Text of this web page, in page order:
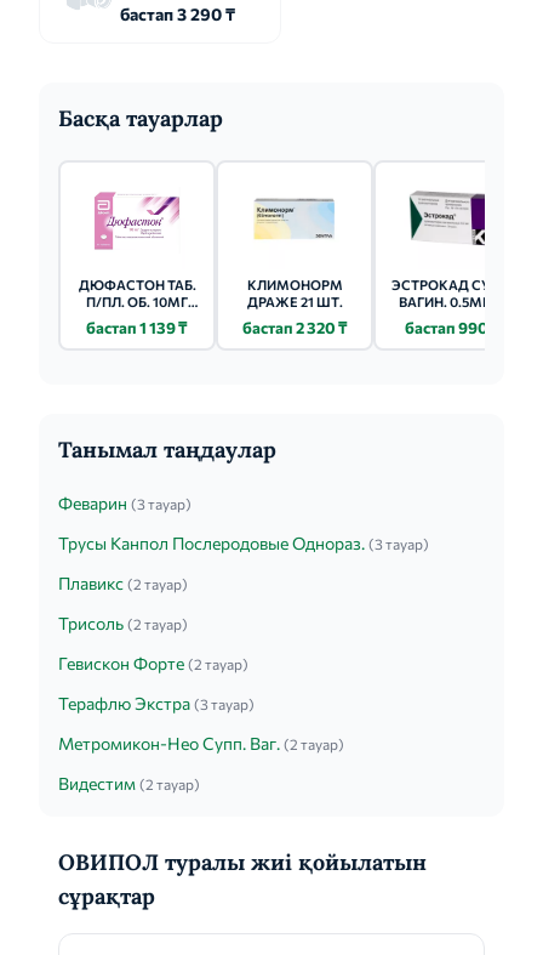
бастап 3 290 ₸
Басқа тауарлар
ДЮФАСТОН ТАБ.
П/ПЛ. ОБ. 10МГ
бастап 1 139 ₸
КЛИМОНОРМ
ДРАЖЕ 21 ШТ.
бастап 2 320 ₸
ЭСТРОКАД СУПП.
ВАГИН. 0.5МГ 10
бастап 990 ₸
Танымал таңдаулар
Феварин (3 тауар)
Трусы Канпол Послеродовые Однораз. (3 тауар)
Плавикс (2 тауар)
Трисоль (2 тауар)
Гевискон Форте (2 тауар)
Терафлю Экстра (3 тауар)
Метромикон-Нео Супп. Ваг. (2 тауар)
Видестим (2 тауар)
ОВИПОЛ туралы жиі қойылатын
сұрақтар